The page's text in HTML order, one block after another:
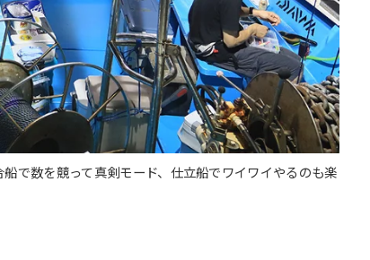
で数を競って真剣モード、仕立船でワイワイやるのも楽